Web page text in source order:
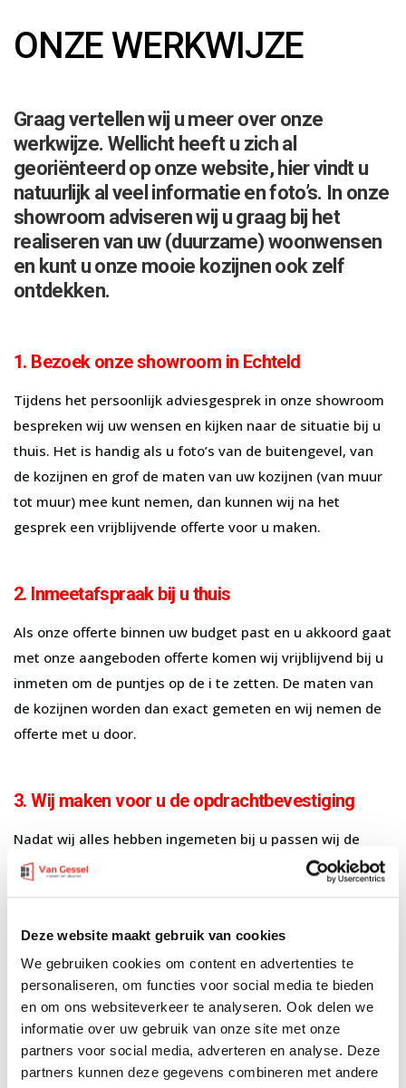
Deze website maakt gebruik van cookies
We gebruiken cookies om content en advertenties te
personaliseren, om functies voor social media te bieden
en om ons websiteverkeer te analyseren. Ook delen we
informatie over uw gebruik van onze site met onze
partners voor social media, adverteren en analyse. Deze
partners kunnen deze gegevens combineren met andere
ONZE WERKWIJZE
Graag vertellen wij u meer over onze
werkwijze. Wellicht heeft u zich al
georiënteerd op onze website, hier vindt u
natuurlijk al veel informatie en foto’s. In onze
showroom adviseren wij u graag bij het
realiseren van uw (duurzame) woonwensen
en kunt u onze mooie kozijnen ook zelf
ontdekken.
1. Bezoek onze showroom in Echteld
Tijdens het persoonlijk adviesgesprek in onze showroom
bespreken wij uw wensen en kijken naar de situatie bij u
thuis. Het is handig als u foto’s van de buitengevel, van
de kozijnen en grof de maten van uw kozijnen (van muur
tot muur) mee kunt nemen, dan kunnen wij na het
gesprek een vrijblijvende offerte voor u maken.
2. Inmeetafspraak bij u thuis
Als onze offerte binnen uw budget past en u akkoord gaat
met onze aangeboden offerte komen wij vrijblijvend bij u
inmeten om de puntjes op de i te zetten. De maten van
de kozijnen worden dan exact gemeten en wij nemen de
offerte met u door.
3. Wij maken voor u de opdrachtbevestiging
Nadat wij alles hebben ingemeten bij u passen wij de
offerte aan naar de opdrachtbevestiging met daarin de
juiste maten, ook worden de eventuele besproken
opdrachtbevestiging gecontroleerd (denk aan
draairichtingen en kleuren) en is deze voor u akkoord dan
ontvangen wij deze graag getekend retour. Wilt u na het
monteren van de nieuwe kozijnensubsidieaan gaan
vragen, laat dat dan aan ons weten. Wij zorgen dan voor
de benodigde gegevens in een bijlage bij de